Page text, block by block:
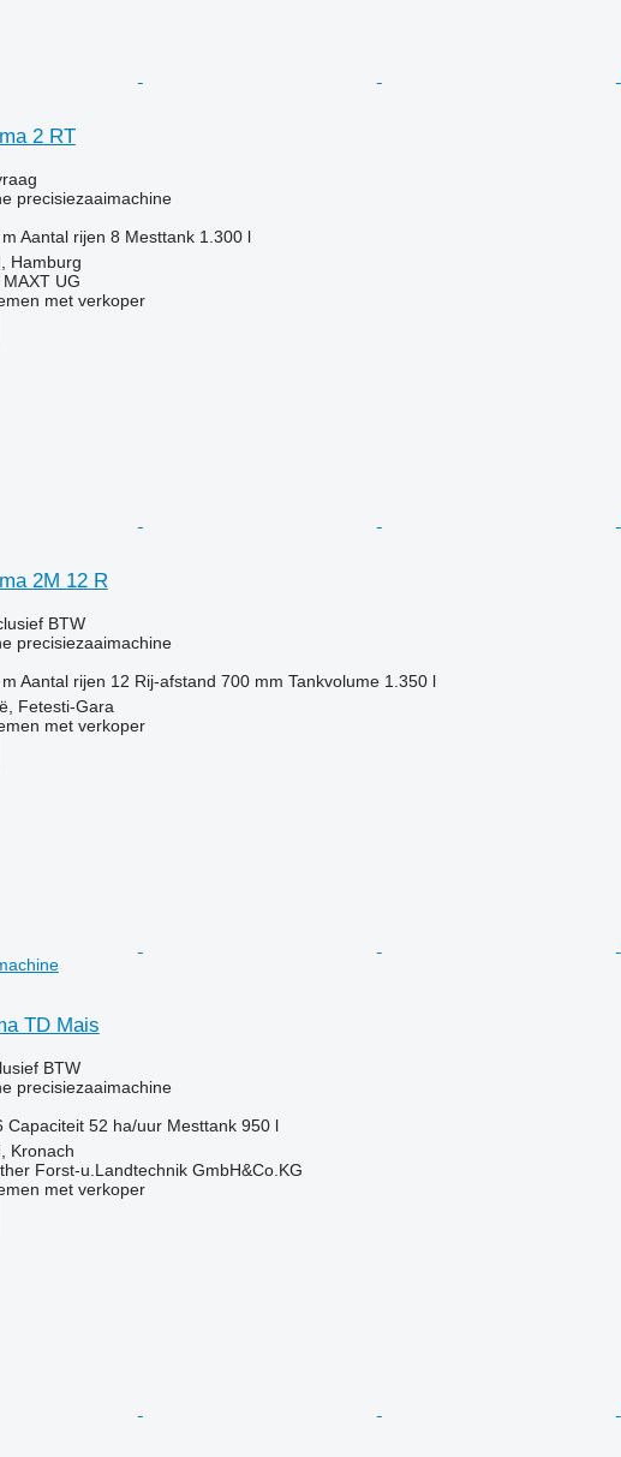
2 RT
precisiezaaimachine
Aantal rijen 8 Mesttank 1.300 l
Hamburg
UG
met verkoper
2M 12 R
BTW
precisiezaaimachine
Aantal rijen 12 Rij-afstand 700 mm Tankvolume 1.350 l
Fetesti-Gara
met verkoper
TD Mais
BTW
precisiezaaimachine
Capaciteit 52 ha/uur Mesttank 950 l
Kronach
Forst-u.Landtechnik GmbH&Co.KG
met verkoper